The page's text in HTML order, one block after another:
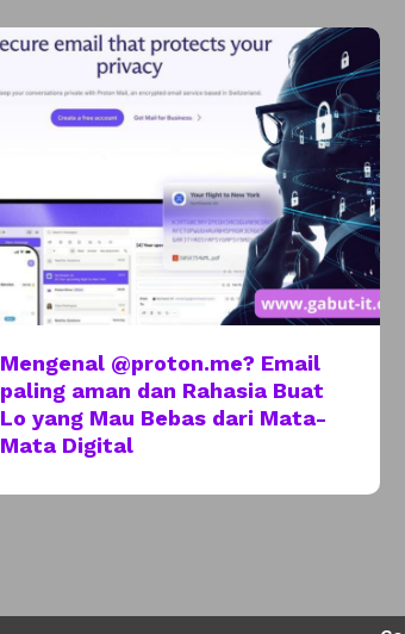
Mengenal @proton.me? Email
paling aman dan Rahasia Buat
Lo yang Mau Bebas dari Mata-
Mata Digital